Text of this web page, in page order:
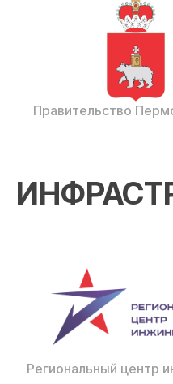
Правительство
Региональный центр